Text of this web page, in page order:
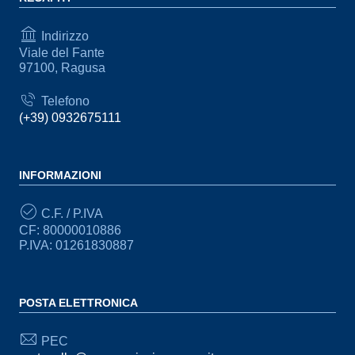
Indirizzo
Viale del Fante
97100, Ragusa
Telefono
(+39) 0932675111
INFORMAZIONI
C.F. / P.IVA
CF: 80000010886
P.IVA: 01261830887
POSTA ELETTRONICA
PEC